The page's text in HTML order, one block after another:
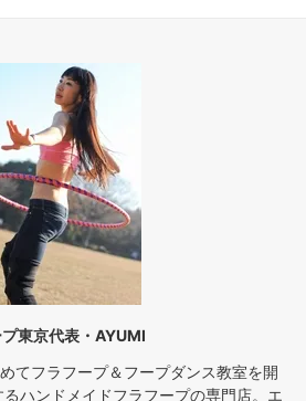
東京代表・AYUMI
てフラフープ＆フープダンス教室を開
るハンドメイドフラフープの専門店。エ